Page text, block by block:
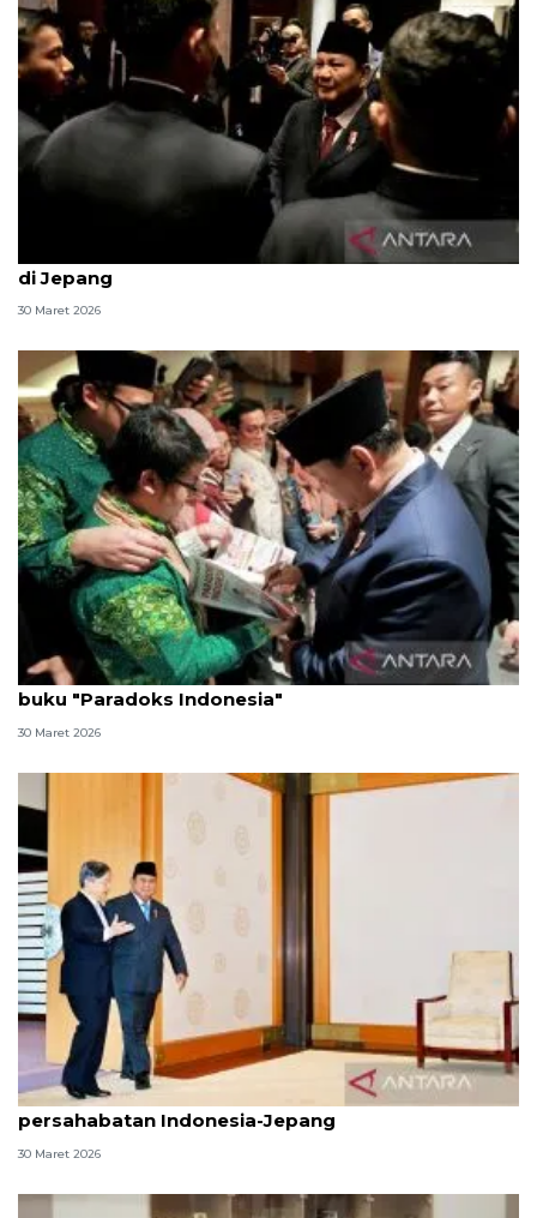
Presiden Prabowo disambut hangat anak diaspora
di Jepang
30 Maret 2026
Bertemu Presiden, diaspora RI di Jepang bawa
buku "Paradoks Indonesia"
30 Maret 2026
Presiden temui Kaisar Naruhito pererat
persahabatan Indonesia-Jepang
30 Maret 2026